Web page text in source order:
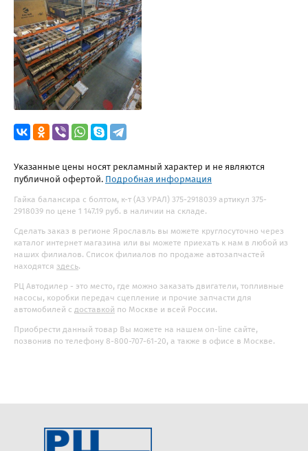
Указанные цены носят рекламный характер и не являются
публичной офертой. Подробная информация
Гайка балансира с болтом, к-т (АЗ УРАЛ) 375-2918039 артикул 375-
2918039 по цене 1 147.19 руб. в наличии на складе.
Сделать заказ в регионе Ярославль вы можете круглосуточно через
каталог интернет магазина или вы можете приехать к нам в любой из
наших филиалов. Список филиалов по продаже автозапчастей
находятся здесь.
РЦ Автодилер - это место, где можно заказать двигатели, топливные
насосы, коробки передач сцепление и прочие запчасти для
автомобилей с доставкой по Москве и всей России.
Приобрести данный товар Вы можете на нашем on-line сайте,
позвонив по телефону 8-800-707-61-20, а также в офисе в Москве.